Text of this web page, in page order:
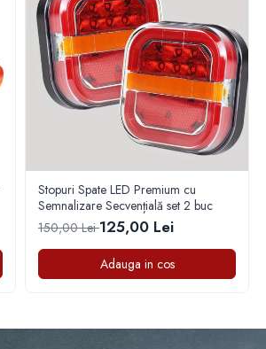
Stopuri Spate LED Premium cu
Semnalizare Secvențială set 2 buc
150,00 Lei125,00 Lei
Adauga in cos